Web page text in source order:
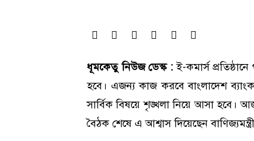
ধূমকেতু নিউজ ডেস্ক :ই-কমার্স
হবে। এজন্য কাজ করবে বাংলাদেশ
সার্বিক বিষয়ে শৃঙ্খলা নিয়ে আসা হবে।
বৈঠক শেষে এ আশ্বাস দিয়েছেন